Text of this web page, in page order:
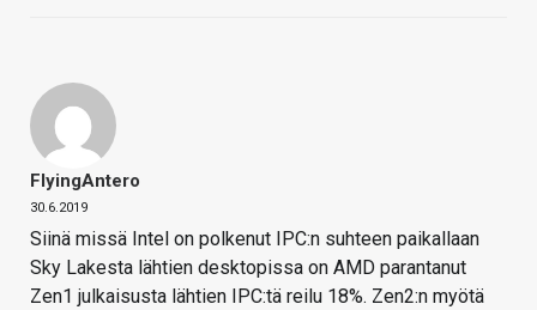
FlyingAntero
30.6.2019
Siinä missä Intel on polkenut IPC:n suhteen paikallaan
Sky Lakesta lähtien desktopissa on AMD parantanut
Zen1 julkaisusta lähtien IPC:tä reilu 18%. Zen2:n myötä